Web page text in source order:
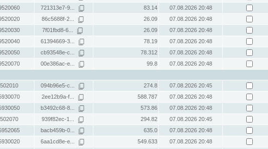
721313e7-9... 83.14
07.08.2026 20:48
86c5688f-2... 26.09
07.08.2026 20:48
7f01fbd8-6... 26.09
07.08.2026 20:48
61394669-3... 78.19
07.08.2026 20:48
cb93548e-c... 78.312
07.08.2026 20:48
00e386ac-e... 99.8
07.08.2026 20:48
502010 094b96e5-c... 274.8
07.08.2026 20:45
2ee12b9a-f... 588.787
07.08.2026 20:48
b3492c68-8... 573.86
07.08.2026 20:48
502070 939f82ec-1... 294.82
07.08.2026 20:45
bacb459b-0... 635.0
07.08.2026 20:48
6aa1cd8e-e... 549.633
07.08.2026 20:48